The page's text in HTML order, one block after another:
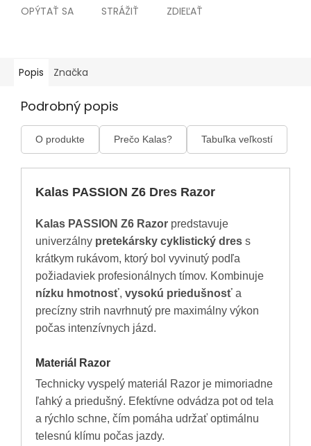
OPÝTAŤ SA STRÁŽIŤ ZDIEĽAŤ
Popis Značka
Podrobný popis
O produkte Prečo Kalas? Tabuľka veľkostí
Kalas PASSION Z6 Dres Razor
Kalas PASSION Z6 Razor predstavuje
univerzálny pretekársky cyklistický dres s
krátkym rukávom, ktorý bol vyvinutý podľa
požiadaviek profesionálnych tímov. Kombinuje
nízku hmotnosť, vysokú priedušnosť a
precízny strih navrhnutý pre maximálny výkon
počas intenzívnych jázd.
Materiál Razor
Technicky vyspelý materiál Razor je mimoriadne
ľahký a priedušný. Efektívne odvádza pot od tela
a rýchlo schne, čím pomáha udržať optimálnu
telesnú klímu počas jazdy.